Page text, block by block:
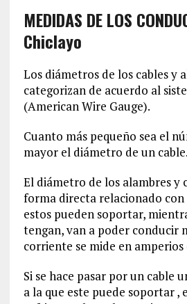
MEDIDAS DE LOS
Chiclayo
Los diámetros de los cables y
categorizan de acuerdo al
(American Wire Gauge).
Cuanto más pequeño sea el
mayor el diámetro de un cable.
El diámetro de los alambres y
forma directa relacionado
estos pueden soportar,
tengan, van a poder conducir
corriente se mide en amperios
Si se hace pasar por un cable
a la que este puede soportar ,